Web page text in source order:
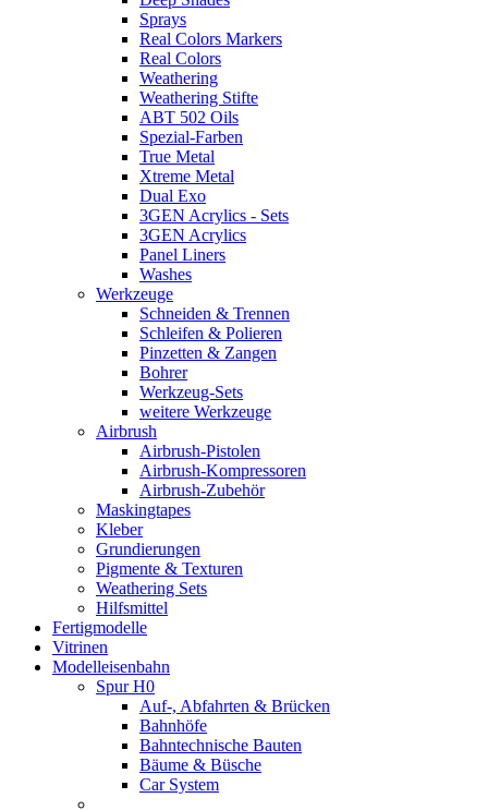
Sprays
Real Colors Markers
Real Colors
Weathering
Weathering Stifte
ABT 502 Oils
Spezial-Farben
True Metal
Xtreme Metal
Dual Exo
3GEN Acrylics - Sets
3GEN Acrylics
Panel Liners
Washes
Werkzeuge
Schneiden & Trennen
Schleifen & Polieren
Pinzetten & Zangen
Bohrer
Werkzeug-Sets
weitere Werkzeuge
Airbrush
Airbrush-Pistolen
Airbrush-Kompressoren
Airbrush-Zubehör
Maskingtapes
Kleber
Grundierungen
Pigmente & Texturen
Weathering Sets
Hilfsmittel
Fertigmodelle
Vitrinen
Modelleisenbahn
Spur H0
Auf-, Abfahrten & Brücken
Bahnhöfe
Bahntechnische Bauten
Bäume & Büsche
Car System